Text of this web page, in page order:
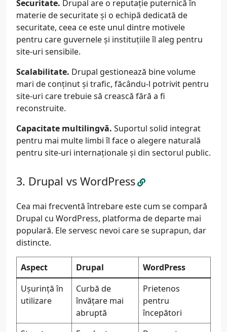
Securitate. Drupal are o reputație puternică în
materie de securitate și o echipă dedicată de
securitate, ceea ce este unul dintre motivele
pentru care guvernele și instituțiile îl aleg pentru
site-uri sensibile.
Scalabilitate. Drupal gestionează bine volume
mari de conținut și trafic, făcându-l potrivit pentru
site-uri care trebuie să crească fără a fi
reconstruite.
Capacitate multilingvă. Suportul solid integrat
pentru mai multe limbi îl face o alegere naturală
pentru site-uri internaționale și din sectorul public.
Drupal vs WordPress
Cea mai frecventă întrebare este cum se compară
Drupal cu WordPress, platforma de departe mai
populară. Ele servesc nevoi care se suprapun, dar
distincte.
Aspect Drupal
WordPress
Ușurință în
utilizare
Curbă de
învățare mai
abruptă
Prietenos
pentru
începători